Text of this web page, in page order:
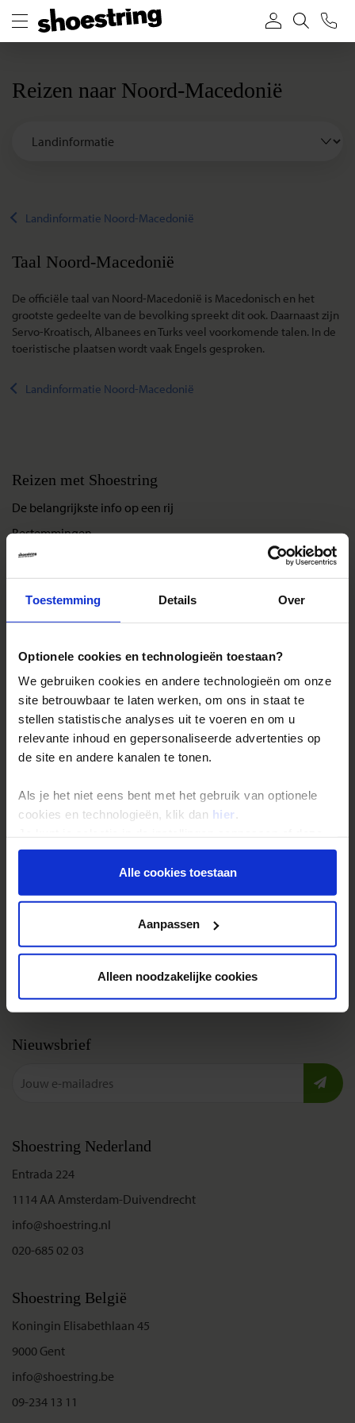
Toestemming Details Over
Optionele cookies en technologieën toestaan?
We gebruiken cookies en andere technologieën om onze
site betrouwbaar te laten werken, om ons in staat te
stellen statistische analyses uit te voeren en om u
relevante inhoud en gepersonaliseerde advertenties op
de site en andere kanalen te tonen.
Als je het niet eens bent met het gebruik van optionele
cookies en technologieën, klik dan hier .
onder aan de pagina op elk gewenst moment voor de
toekomst wijzigen.Alle cookies toestaan
Aanpassen
Alleen noodzakelijke cookies
Reizen naar Noord-Macedonië
Landinformatie Noord-Macedonië
Taal Noord-Macedonië
De officiële taal van Noord-Macedonië is Macedonisch en het
grootste gedeelte van de bevolking spreekt dit ook. Daarnaast zijn
Servo-Kroatisch, Albanees en Turks veel voorkomende talen. In de
toeristische plaatsen wordt vaak Engels gesproken.
Landinformatie Noord-Macedonië
Reizen met Shoestring
De belangrijkste info op een rij
Bestemmingen
Duurzaam reizen
Reis- en annuleringsvoorwaarden
Veelgestelde vragen
Reisthema's
Groepsreizen
Single reizen
Festivalreizen
Gegarandeerde reizen
Nieuwe reizen
Bel, mail of chat met ons
Cookies instellingen
Disclaimer & copyright
Vacatures
Nieuwsbrief
Shoestring Nederland
Entrada 224
1114 AA Amsterdam-Duivendrecht
info@shoestring.nl
020-685 02 03
Shoestring België
Koningin Elisabethlaan 45
9000 Gent
info@shoestring.be
09-234 13 11